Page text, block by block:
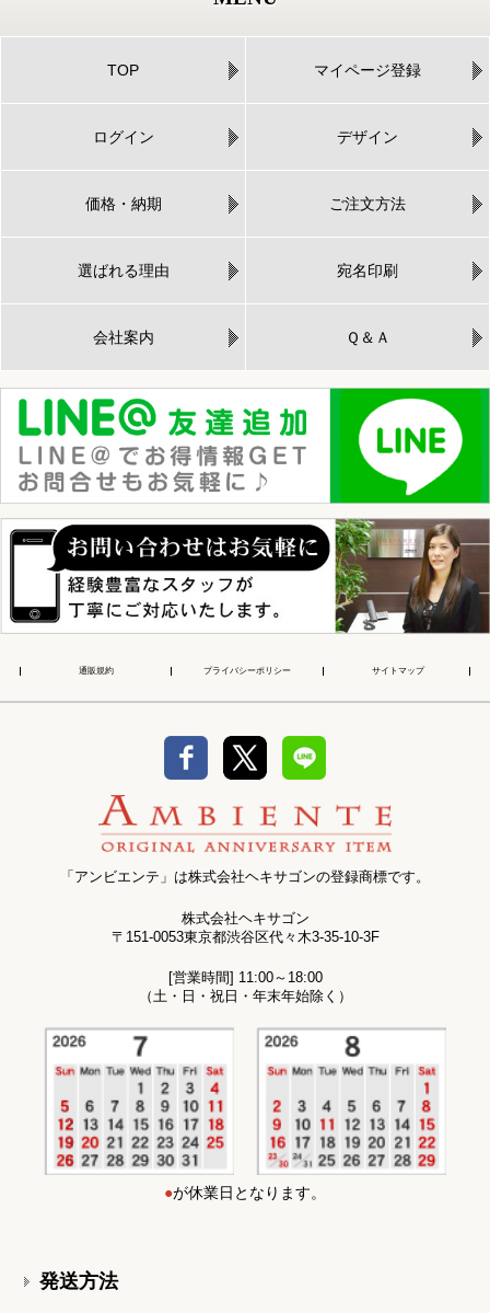
TOP マイページ登録
ログイン デザイン
価格・納期 ご注文方法
選ばれる理由 宛名印刷
会社案内 Ｑ＆Ａ
通販規約 プライバシーポリシー サイトマップ
「アンビエンテ」は株式会社ヘキサゴンの登録商標です。
株式会社ヘキサゴン
〒151-0053東京都渋谷区代々木3-35-10-3F
[営業時間] 11:00～18:00
（土・日・祝日・年末年始除く）
●が休業日となります。
発送方法